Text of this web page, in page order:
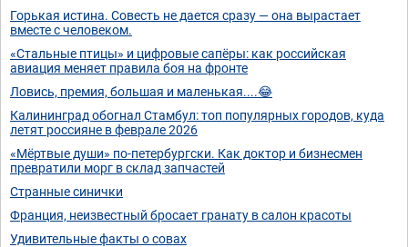
Горькая истина. Совесть не дается сразу — она вырастает
вместе с человеком.
«Стальные птицы» и цифровые сапёры: как российская
авиация меняет правила боя на фронте
Ловись, премия, большая и маленькая....😂
Калининград обогнал Стамбул: топ популярных городов, куда
летят россияне в феврале 2026
«Мёртвые души» по-петербургски. Как доктор и бизнесмен
превратили морг в склад запчастей
Странные синички
Франция, неизвестный бросает гранату в салон красоты
Удивительные факты о совах